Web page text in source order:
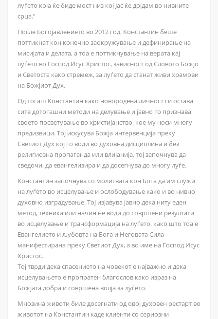
луѓето која ќе биде мост низ кој Јас ќе дојдам во нивните
срца.”
После Богојавлението во 2012 год. Константин беше
поттикнат кон конечно заокружување и дефинирање на
мисијата и делата, а тоа е поттикнување на верата кај
луѓето во Господ Исус Христос, зависност од Словото Божјо
и Светоста како стремеж, за луѓето да станат живи храмови
на Божјиот Дух.
Од тогаш Константин како новородена личност ги остава
сите дотогашни методи на делување и јавно го признава
своето посветување во христијанство, кое му носи многу
предизвици. Тој искусува Божја интервенција преку
Светиот Дух кој го води во духовна дисциплина и без
религиозна пропаганда или влијанија, тој започнува да
сведочи, да евангелизира и да досегнува до многу луѓе.
Константин започнува со молитвата кон Бога да им служи
на луѓето во исцелување и ослободување како и во нивно
духовно изградување. Тој изјавува јавно дека ниту еден
метод, техника или начин не води до совршени резултати
во исцелување и трансформација на луѓето, како што тоа е
Евангелието и љубовта на Бога и Неговата Сила
манифестирана преку Светиот Дух, а во име на Господ Исус
Христос.
Тој тврди дека спасението на човекот е најважно и дека
исцелувањето е пропратен благослов како израз на
Божјата добра и совршена волја за луѓето.
Мнозина животи биле досегнати од овој духовен рестарт во
животот на Константин каде клиенти со сериозни